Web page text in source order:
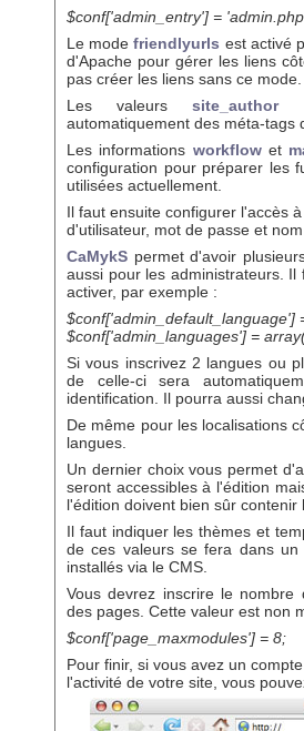
$conf['admin_entry'] =
Le modefriendlyurls est activé
d'Apache pour gérer les liens
pas créer les liens sans ce mode.
Les valeurssite_author
automatiquement des méta-tags
Les informations workflowet
configuration pour préparer les
utilisées actuellement.
Il faut ensuite configurer l'accès
d'utilisateur, mot de passe et
CaMykS permet d'avoir
aussi pour les administrateurs.
activer, par exemple :
$conf['admin_default_language']
$conf['admin_languages'] =
Si vous inscrivez 2 langues ou
de celle-ci sera
identification. Il pourra aussi
De même pour les localisations
langues.
Un dernier choix vous permet
seront accessibles à l'édition
l'édition doivent bien sûr
Il faut indiquer les thèmes et
de ces valeurs se fera dans
installés via le CMS.
Vous devrez inscrire le nombre
des pages. Cette valeur est non
$conf['page_maxmodules'] = 8;
Pour finir, si vous avez un
l'activité de votre site, vous